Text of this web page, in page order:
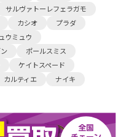
サルヴァトーレフェラガモ
カシオ
プラダ
ウミュウ
ポールスミス
ケイトスペード
カルティエ ナイキ